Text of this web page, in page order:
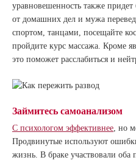
уравновешенность также
от домашних дел и мужа
спортом, танцами, посещайте
пройдите курс массажа. Кроме
это поможет расслабиться и
Займитесь самоанализом
С психологом эффективнее, но
Продвинутые используют
жизнь. В браке участвовали оба